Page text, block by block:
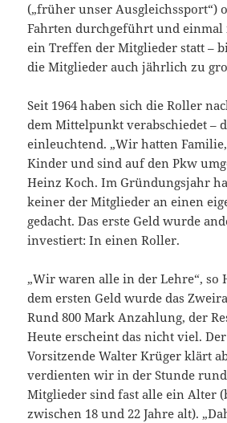
(„früher unser Ausgleichssport“)
Fahrten durchgeführt und
ein Treffen der Mitglieder statt –
die Mitglieder auch jährlich zu
Seit 1964 haben sich die Roller
dem Mittelpunkt verabschiedet –
einleuchtend. „Wir hatten
Kinder und sind auf den Pkw
Heinz Koch. Im Gründungsjahr
keiner der Mitglieder an einen
gedacht. Das erste Geld wurde
investiert: In einen Roller.
„Wir waren alle in der Lehre“, so
dem ersten Geld wurde das
Rund 800 Mark Anzahlung, der
Heute erscheint das nicht viel.
Vorsitzende Walter Krüger klärt
verdienten wir in der Stunde
Mitglieder sind fast alle ein Alter
zwischen 18 und 22 Jahre alt).